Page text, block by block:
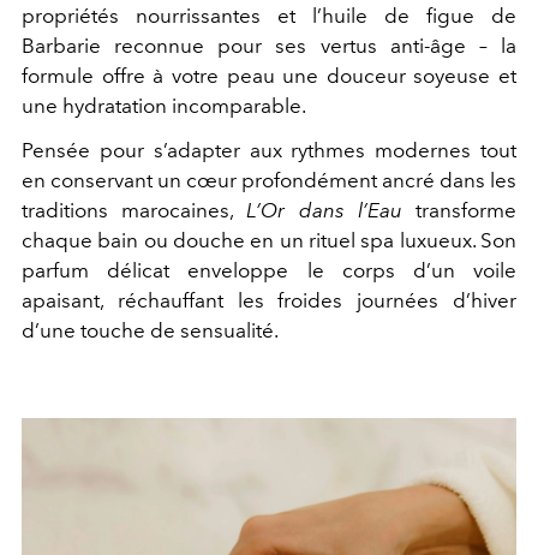
propriétés nourrissantes et l’huile de figue de
Barbarie reconnue pour ses vertus anti-âge – la
formule offre à votre peau une douceur soyeuse et
une hydratation incomparable.
Pensée pour s’adapter aux rythmes modernes tout
en conservant un cœur profondément ancré dans les
traditions marocaines, L’Or dans l’Eau
transforme
chaque bain ou douche en un rituel spa luxueux. Son
parfum délicat enveloppe le corps d’un voile
apaisant, réchauffant les froides journées d’hiver
d’une touche de sensualité.